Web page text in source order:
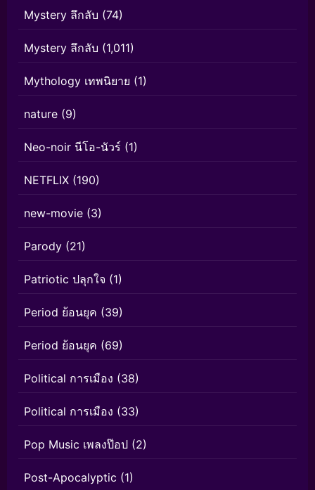
Mystery ลึกลับ (74)
Mystery ลึกลับ (1,011)
Mythology เทพนิยาย (1)
nature (9)
Neo-noir นีโอ-นัวร์ (1)
NETFLIX (190)
new-movie (3)
Parody (21)
Patriotic ปลุกใจ (1)
Period ย้อนยุค (39)
Period ย้อนยุค (69)
Political การเมือง (38)
Political การเมือง (33)
Pop Music เพลงป๊อป (2)
Post-Apocalyptic (1)